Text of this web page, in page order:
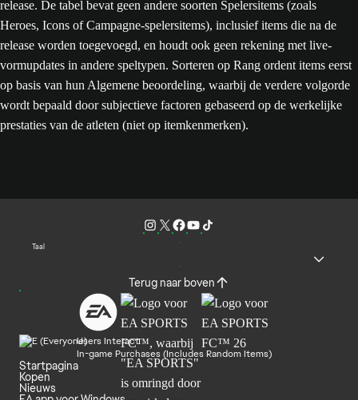
release. De tabel bevat geen andere soorten Spelersitems (zoals
Heroes, Icons of Campagne-spelersitems), inclusief items die na de
release worden toegevoegd, en houdt ook geen rekening met live-
vormupdates in andere speltypen. Sorteren op Rang ordent items eerst
op basis van hun Algemene beoordeling, waarbij de verdere volgorde
wordt bepaald door subjectieve factoren gebaseerd op de werkelijke
prestaties van de atleten (niet op itemkenmerken).
Taal
Terug naar boven
Users Interact
In-game Purchases (Includes Random Items)
Startpagina
Kopen
Nieuws